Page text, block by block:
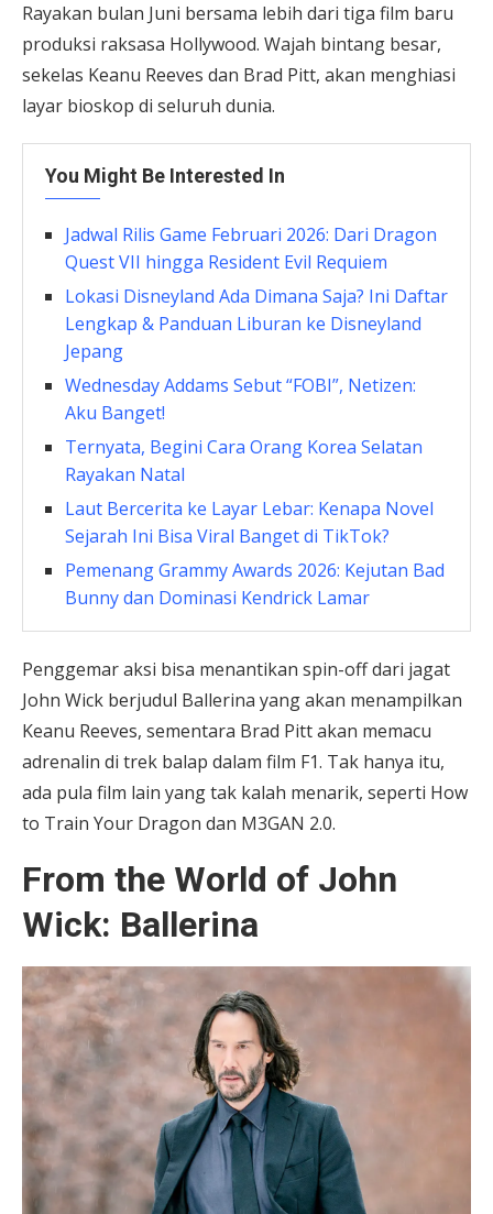
Rayakan bulan Juni bersama lebih dari tiga film baru
produksi raksasa Hollywood. Wajah bintang besar,
sekelas Keanu Reeves dan Brad Pitt, akan menghiasi
layar bioskop di seluruh dunia.
You Might Be Interested In
Jadwal Rilis Game Februari 2026: Dari Dragon
Quest VII hingga Resident Evil Requiem
Lokasi Disneyland Ada Dimana Saja? Ini Daftar
Lengkap & Panduan Liburan ke Disneyland
Jepang
Wednesday Addams Sebut “FOBI”, Netizen:
Aku Banget!
Ternyata, Begini Cara Orang Korea Selatan
Rayakan Natal
Laut Bercerita ke Layar Lebar: Kenapa Novel
Sejarah Ini Bisa Viral Banget di TikTok?
Pemenang Grammy Awards 2026: Kejutan Bad
Bunny dan Dominasi Kendrick Lamar
Penggemar aksi bisa menantikan spin-off dari jagat
John Wick berjudul Ballerina yang akan menampilkan
Keanu Reeves, sementara Brad Pitt akan memacu
adrenalin di trek balap dalam film F1. Tak hanya itu,
ada pula film lain yang tak kalah menarik, seperti How
to Train Your Dragon dan M3GAN 2.0.
From the World of John
Wick: Ballerina